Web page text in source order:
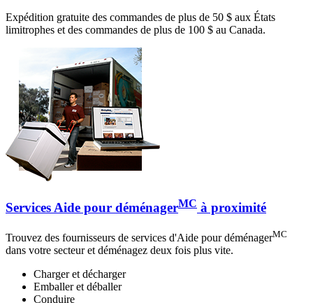
Expédition gratuite des commandes de plus de 50 $ aux États
limitrophes et des commandes de plus de 100 $ au Canada.
Services Aide pour déménagerMC à proximité
Trouvez des fournisseurs de services d'Aide pour déménagerMC
dans votre secteur et déménagez deux fois plus vite.
Charger et décharger
Emballer et déballer
Conduire